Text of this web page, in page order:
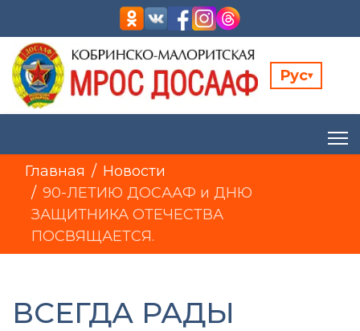
Рус▾
Главная
Новости
90-ЛЕТИЮ ДОСААФ и ДНЮ
ЗАЩИТНИКА ОТЕЧЕСТВА
ПОСВЯЩАЕТСЯ.
ВСЕГДА РАДЫ